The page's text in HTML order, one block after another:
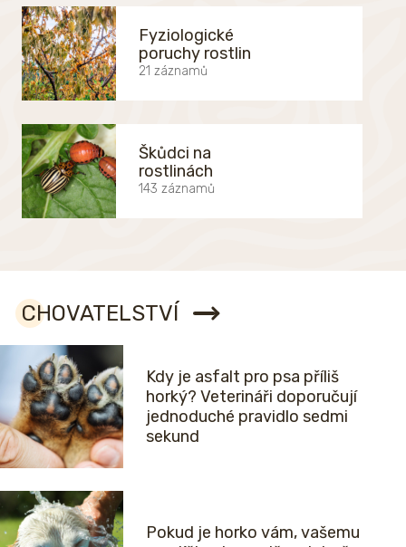
Fyziologické
poruchy rostlin
21 záznamů
Škůdci na
rostlinách
143 záznamů
CHOVATELSTVÍ
Kdy je asfalt pro psa příliš
horký? Veterináři doporučují
jednoduché pravidlo sedmi
sekund
Pokud je horko vám, vašemu